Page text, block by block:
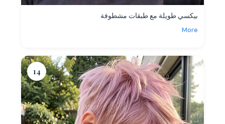
بيكسي طويلة مع طبقات مشطوفة
More
14